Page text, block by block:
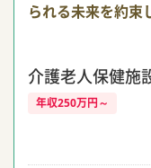
られる未来を約束
介護老人保健施
年収250万円～